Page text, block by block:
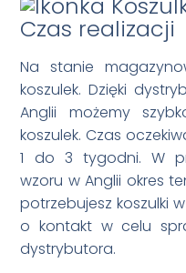
Czas realizacji
Na stanie
koszulek. Dzięki
Anglii możemy
koszulek. Czas
1 do 3 tygodni. W
wzoru w Anglii okres
potrzebujesz koszulki
o kontakt w celu
dystrybutora.